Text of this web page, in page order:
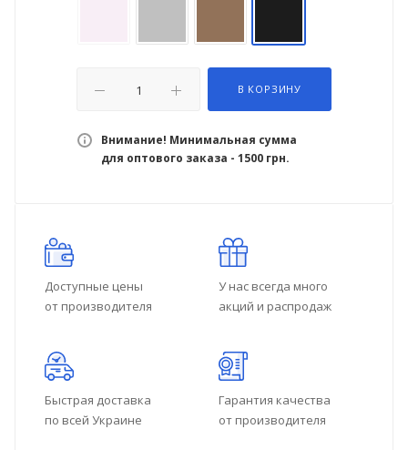
В КОРЗИНУ
Внимание! Минимальная сумма
для оптового заказа - 1500 грн.
Доступные цены
от производителя
У нас всегда много
акций и распродаж
Быстрая доставка
по всей Украине
Гарантия качества
от производителя